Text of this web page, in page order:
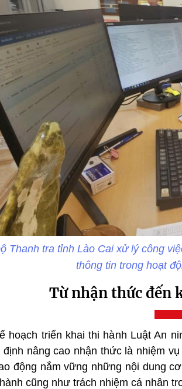
Thanh tra tỉnh Lào Cai xử lý công
thông tin trong hoạt
Từ nhận thức đến
hoạch triển khai thi hành Luật An
định nâng cao nhận thức là nhiệm
động nắm vững những nội dung
cũng như trách nhiệm cá nhân